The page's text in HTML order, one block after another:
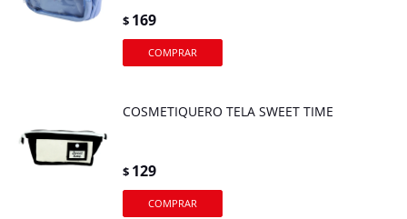
$ 169
COSMETIQUERO TELA SWEET TIME
$ 129